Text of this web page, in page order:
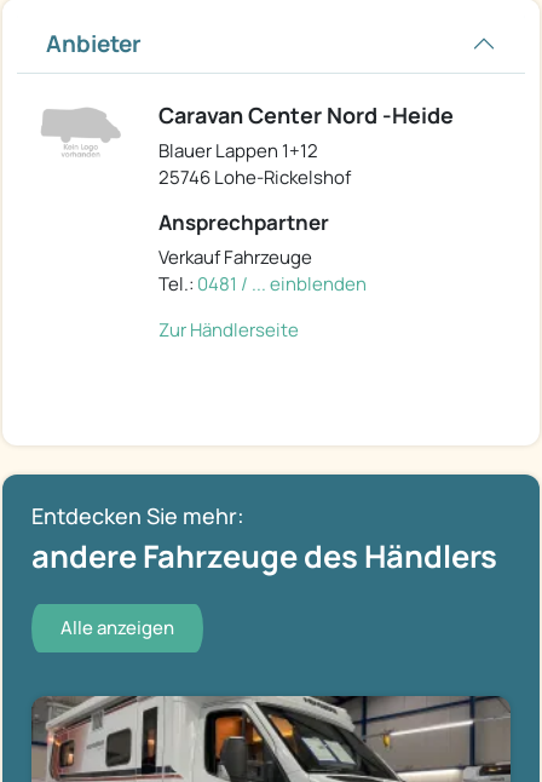
Anbieter
Caravan Center Nord -Heide
Blauer Lappen 1+12
25746 Lohe-Rickelshof
Ansprechpartner
Verkauf Fahrzeuge
Tel.: 0481 / ... einblenden
Zur Händlerseite
Entdecken Sie mehr:
andere Fahrzeuge des Händlers
Alle anzeigen